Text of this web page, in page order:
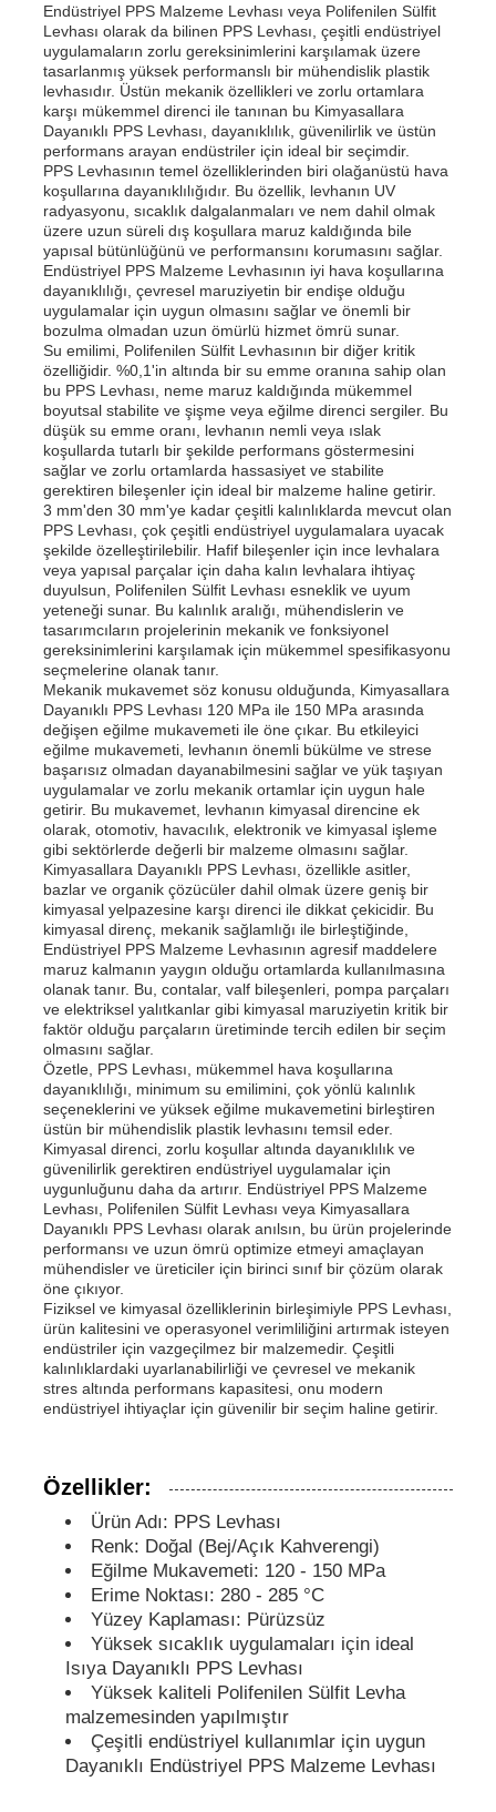
Ana sayfa
Ürünler
Hakkımızda
Fabrika turu
Kalite kontrol
Bize ulaşın
Haberler
Tüm servis talepleri
Teklif isteği
pp plastik karton
PP Reklam Kurulu
Plastik PP Levha
KPS Kurulu
Yangına dayanıklı polipropilen tabaka
PP boş inşaat tahtası
PP duvar levhası
polipropilen levha
PP borular
Endüstriyel PPS Malzeme Levhası veya Polifenilen Sülfit
Levhası olarak da bilinen PPS Levhası, çeşitli endüstriyel
uygulamaların zorlu gereksinimlerini karşılamak üzere
tasarlanmış yüksek performanslı bir mühendislik plastik
levhasıdır. Üstün mekanik özellikleri ve zorlu ortamlara
karşı mükemmel direnci ile tanınan bu Kimyasallara
Dayanıklı PPS Levhası, dayanıklılık, güvenilirlik ve üstün
performans arayan endüstriler için ideal bir seçimdir.
PPS Levhasının temel özelliklerinden biri olağanüstü hava
koşullarına dayanıklılığıdır. Bu özellik, levhanın UV
radyasyonu, sıcaklık dalgalanmaları ve nem dahil olmak
üzere uzun süreli dış koşullara maruz kaldığında bile
yapısal bütünlüğünü ve performansını korumasını sağlar.
Endüstriyel PPS Malzeme Levhasının iyi hava koşullarına
dayanıklılığı, çevresel maruziyetin bir endişe olduğu
uygulamalar için uygun olmasını sağlar ve önemli bir
bozulma olmadan uzun ömürlü hizmet ömrü sunar.
Su emilimi, Polifenilen Sülfit Levhasının bir diğer kritik
özelliğidir. %0,1'in altında bir su emme oranına sahip olan
bu PPS Levhası, neme maruz kaldığında mükemmel
boyutsal stabilite ve şişme veya eğilme direnci sergiler. Bu
düşük su emme oranı, levhanın nemli veya ıslak
koşullarda tutarlı bir şekilde performans göstermesini
sağlar ve zorlu ortamlarda hassasiyet ve stabilite
gerektiren bileşenler için ideal bir malzeme haline getirir.
3 mm'den 30 mm'ye kadar çeşitli kalınlıklarda mevcut olan
PPS Levhası, çok çeşitli endüstriyel uygulamalara uyacak
şekilde özelleştirilebilir. Hafif bileşenler için ince levhalara
veya yapısal parçalar için daha kalın levhalara ihtiyaç
duyulsun, Polifenilen Sülfit Levhası esneklik ve uyum
yeteneği sunar. Bu kalınlık aralığı, mühendislerin ve
tasarımcıların projelerinin mekanik ve fonksiyonel
gereksinimlerini karşılamak için mükemmel spesifikasyonu
seçmelerine olanak tanır.
Mekanik mukavemet söz konusu olduğunda, Kimyasallara
Dayanıklı PPS Levhası 120 MPa ile 150 MPa arasında
değişen eğilme mukavemeti ile öne çıkar. Bu etkileyici
eğilme mukavemeti, levhanın önemli bükülme ve strese
başarısız olmadan dayanabilmesini sağlar ve yük taşıyan
uygulamalar ve zorlu mekanik ortamlar için uygun hale
getirir. Bu mukavemet, levhanın kimyasal direncine ek
olarak, otomotiv, havacılık, elektronik ve kimyasal işleme
gibi sektörlerde değerli bir malzeme olmasını sağlar.
Kimyasallara Dayanıklı PPS Levhası, özellikle asitler,
bazlar ve organik çözücüler dahil olmak üzere geniş bir
kimyasal yelpazesine karşı direnci ile dikkat çekicidir. Bu
kimyasal direnç, mekanik sağlamlığı ile birleştiğinde,
Endüstriyel PPS Malzeme Levhasının agresif maddelere
maruz kalmanın yaygın olduğu ortamlarda kullanılmasına
olanak tanır. Bu, contalar, valf bileşenleri, pompa parçaları
ve elektriksel yalıtkanlar gibi kimyasal maruziyetin kritik bir
faktör olduğu parçaların üretiminde tercih edilen bir seçim
olmasını sağlar.
Özetle, PPS Levhası, mükemmel hava koşullarına
dayanıklılığı, minimum su emilimini, çok yönlü kalınlık
seçeneklerini ve yüksek eğilme mukavemetini birleştiren
üstün bir mühendislik plastik levhasını temsil eder.
Kimyasal direnci, zorlu koşullar altında dayanıklılık ve
güvenilirlik gerektiren endüstriyel uygulamalar için
uygunluğunu daha da artırır. Endüstriyel PPS Malzeme
Levhası, Polifenilen Sülfit Levhası veya Kimyasallara
Dayanıklı PPS Levhası olarak anılsın, bu ürün projelerinde
performansı ve uzun ömrü optimize etmeyi amaçlayan
mühendisler ve üreticiler için birinci sınıf bir çözüm olarak
öne çıkıyor.
Fiziksel ve kimyasal özelliklerinin birleşimiyle PPS Levhası,
ürün kalitesini ve operasyonel verimliliğini artırmak isteyen
endüstriler için vazgeçilmez bir malzemedir. Çeşitli
kalınlıklardaki uyarlanabilirliği ve çevresel ve mekanik
stres altında performans kapasitesi, onu modern
endüstriyel ihtiyaçlar için güvenilir bir seçim haline getirir.
Özellikler:
Ürün Adı: PPS Levhası
Renk: Doğal (Bej/Açık Kahverengi)
Eğilme Mukavemeti: 120 - 150 MPa
Erime Noktası: 280 - 285 °C
Yüzey Kaplaması: Pürüzsüz
Yüksek sıcaklık uygulamaları için ideal
Isıya Dayanıklı PPS Levhası
Yüksek kaliteli Polifenilen Sülfit Levha
malzemesinden yapılmıştır
Çeşitli endüstriyel kullanımlar için uygun
Dayanıklı Endüstriyel PPS Malzeme Levhası